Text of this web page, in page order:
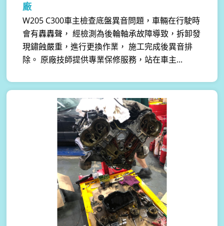
廠
W205 C300車主檢查底盤異音問題，車輛在行駛時
會有轟轟聲， 經檢測為後輪軸承故障導致，拆卸發
現鏽蝕嚴重，進行更換作業， 施工完成後異音排
除。 原廠技師提供專業保修服務，站在車主...